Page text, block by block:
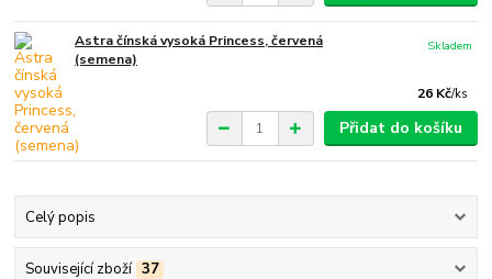
Astra čínská vysoká Princess, červená
(semena)
26 Kč/ks
Skladem
Přidat do košíku
Celý popis
Související zboží 37